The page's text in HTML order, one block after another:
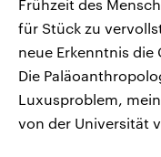
Frühzeit des
für Stück zu
neue Erkenntnis
Die
Luxusproblem,
von der Universität